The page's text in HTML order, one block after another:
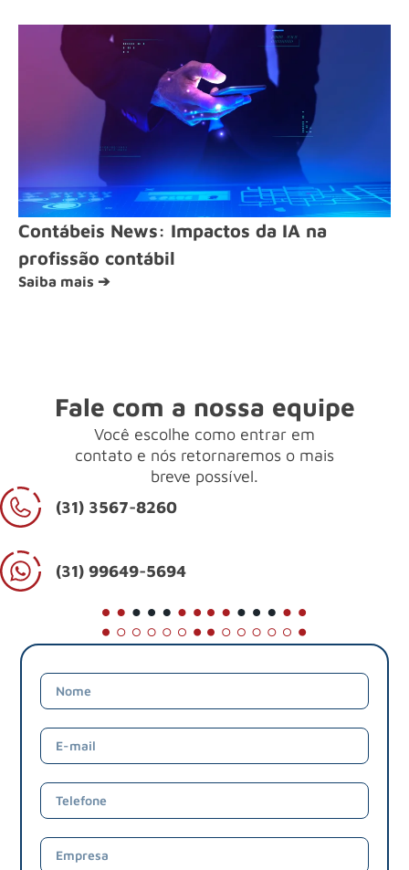
Contábeis News: Impactos da IA na
profissão contábil
Saiba mais ➔
Fale com a nossa equipe
Você escolhe como entrar em
contato e nós retornaremos o mais
breve possível.
(31) 3567-8260
(31) 99649-5694